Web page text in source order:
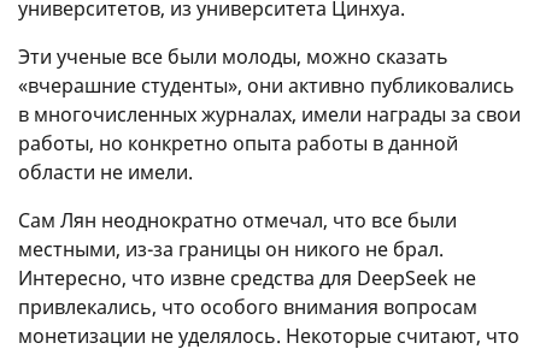
университетов, из университета Цинхуа.
Эти ученые все были молоды, можно сказать
«вчерашние студенты», они активно публиковались
в многочисленных журналах, имели награды за свои
работы, но конкретно опыта работы в данной
области не имели.
Сам Лян неоднократно отмечал, что все были
местными, из-за границы он никого не брал.
Интересно, что извне средства для DeepSeek не
привлекались, что особого внимания вопросам
монетизации не уделялось. Некоторые считают, что